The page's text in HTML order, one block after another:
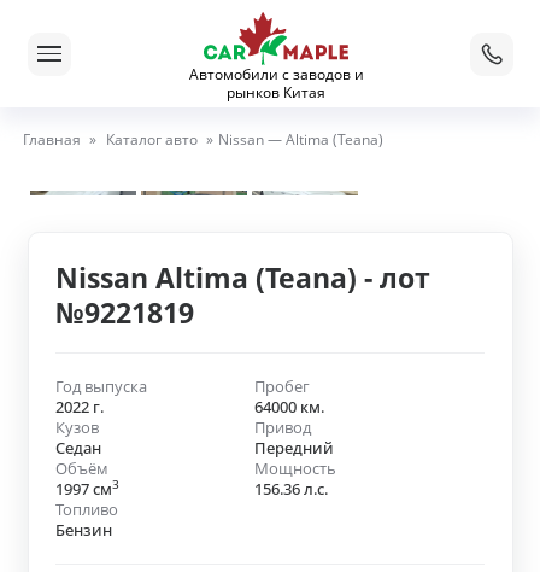
Автомобили с заводов и
рынков Китая
Главная » Каталог авто » Nissan — Altima (Teana)
Nissan Altima (Teana) - лот
№9221819
Год выпуска
2022 г.
Пробег
64000 км.
Кузов
Седан
Привод
Передний
Объём
1997 см3
Мощность
156.36 л.с.
Топливо
Бензин